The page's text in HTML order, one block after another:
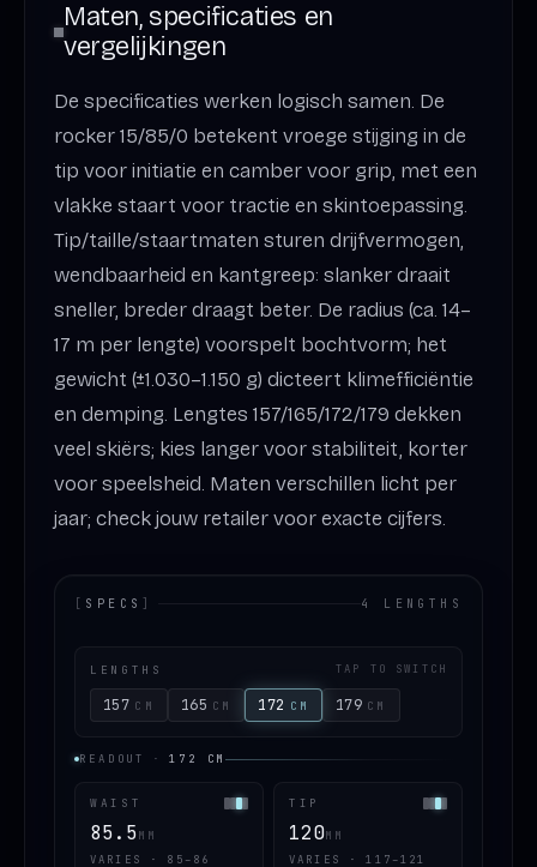
Maten, specificaties en
vergelijkingen
De specificaties werken logisch samen. De
rocker 15/85/0 betekent vroege stijging in de
tip voor initiatie en camber voor grip, met een
vlakke staart voor tractie en skintoepassing.
Tip/taille/staartmaten sturen drijfvermogen,
wendbaarheid en kantgreep: slanker draait
sneller, breder draagt beter. De radius (ca. 14–
17 m per lengte) voorspelt bochtvorm; het
gewicht (±1.030–1.150 g) dicteert klimefficiëntie
en demping. Lengtes 157/165/172/179 dekken
veel skiërs; kies langer voor stabiliteit, korter
voor speelsheid. Maten verschillen licht per
jaar; check jouw retailer voor exacte cijfers.
[ SPECS ] 4 LENGTHS
LENGTHS TAP TO SWITCH
157 CM 165 CM 172 CM 179 CM
READOUT · 172 CM
WAIST
85.5MM
VARIES · 85–86
TIP
120MM
VARIES · 117–121